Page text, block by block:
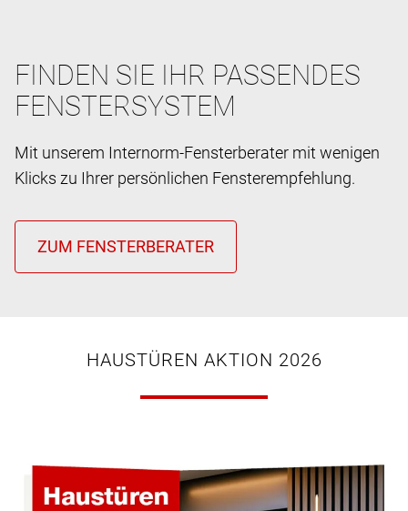
FINDEN SIE IHR PASSENDES
FENSTERSYSTEM
Mit unserem Internorm-Fensterberater mit wenigen
Klicks zu Ihrer persönlichen Fensterempfehlung.
HAUSTÜREN AKTION 2026